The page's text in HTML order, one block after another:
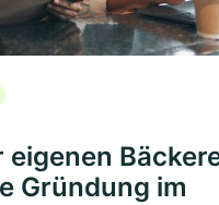
eigenen
Gründung im